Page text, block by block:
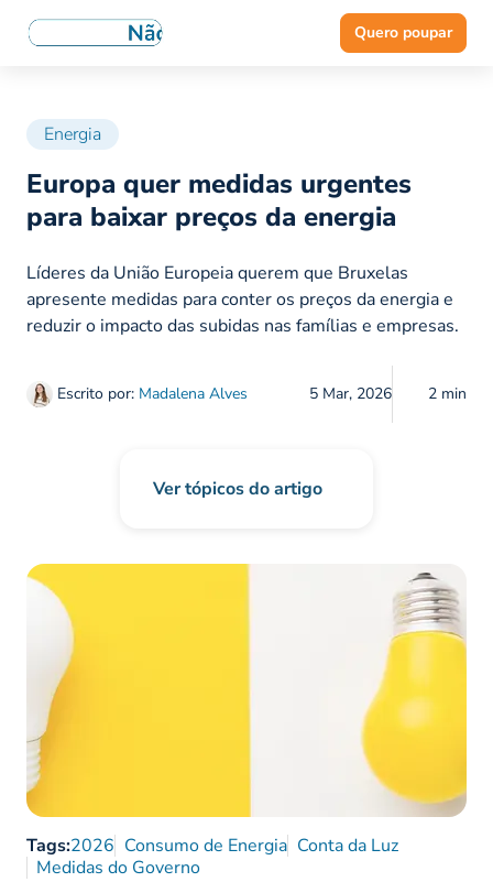
Quero poupar
Energia
Europa quer medidas urgentes
para baixar preços da energia
Escrito por: Madalena Alves 5 Mar, 2026 2 min
Líderes da União Europeia querem que Bruxelas
apresente medidas para conter os preços da energia e
reduzir o impacto das subidas nas famílias e empresas.
Ver tópicos do artigo
Tags:2026 Consumo de Energia Conta da Luz
Medidas do Governo